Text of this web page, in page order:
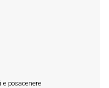
posacenere